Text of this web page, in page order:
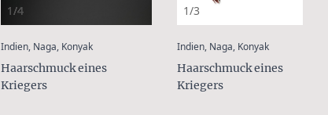
1/4
Indien, Naga, Konyak:
Haarschmuck eines
Kriegers
1/3
Indien, Naga, Konyak:
Haarschmuck eines
Kriegers